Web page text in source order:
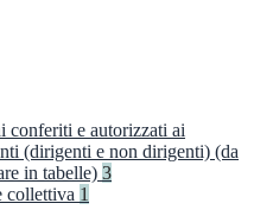
conferiti e autorizzati ai
(dirigenti e non dirigenti) (da
in tabelle) 3
collettiva 1